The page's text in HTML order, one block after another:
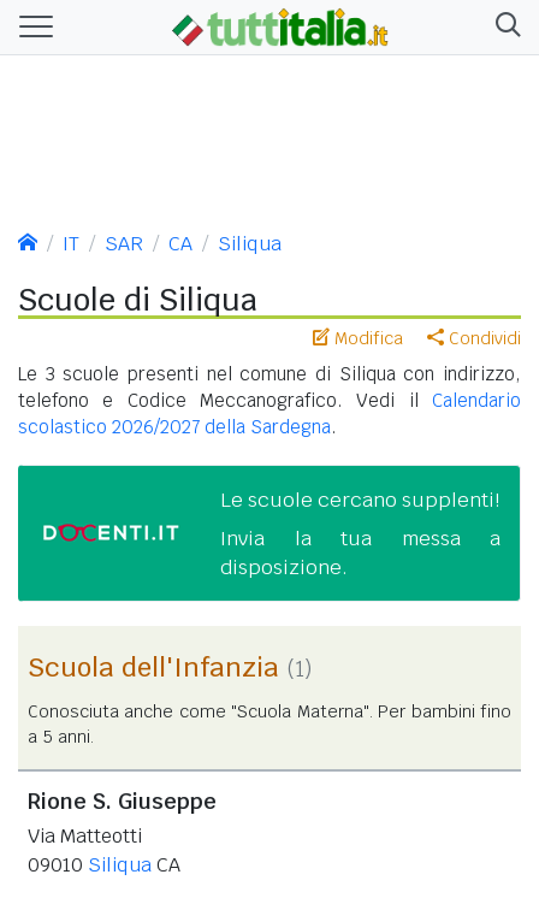
IT SAR CA Siliqua
Scuole di Siliqua
Modifica Condividi
Le 3 scuole presenti nel comune di Siliqua con indirizzo,
telefono e Codice Meccanografico. Vedi il Calendario
scolastico 2026/2027 della Sardegna.
Le scuole cercano supplenti!
Invia la tua messa a
disposizione.
Scuola dell'Infanzia (1)
Conosciuta anche come "Scuola Materna". Per bambini fino
a 5 anni.
Rione S. Giuseppe
Via Matteotti
09010 SiliquaCA